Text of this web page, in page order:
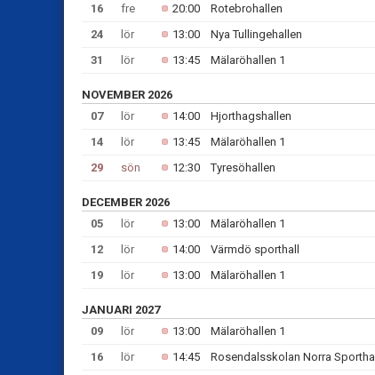
16
fre 20:00 Rotebrohallen
24
lör 13:00 Nya Tullingehallen
31
lör 13:45 Mälaröhallen 1
NOVEMBER 2026
07
lör 14:00 Hjorthagshallen
14
lör 13:45 Mälaröhallen 1
29
sön 12:30Tyresöhallen
DECEMBER 2026
05
lör 13:00 Mälaröhallen 1
12
lör 14:00 Värmdö sporthall
19
lör 13:00 Mälaröhallen 1
JANUARI 2027
09
lör 13:00 Mälaröhallen 1
16
lör 14:45 Rosendalsskolan Norra Sporthall